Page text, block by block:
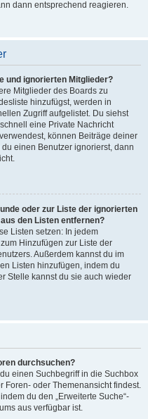
dann entsprechend reagieren.
und ignorierten Mitglieder?
Mitglieder des Boards zu
hinzufügst, werden in
Zugriff aufgelistet. Du siehst
eine Private Nachricht
können Beiträge deiner
einen Benutzer ignorierst, dann
oder zur Liste der ignorierten
den Listen entfernen?
Listen setzen: In jedem
Hinzufügen zur Liste der
Außerdem kannst du im
Listen hinzufügen, indem du
Stelle kannst du sie auch wieder
durchsuchen?
einen Suchbegriff in die Suchbox
Foren- oder Themenansicht findest.
du den „Erweiterte Suche“-
aus verfügbar ist.